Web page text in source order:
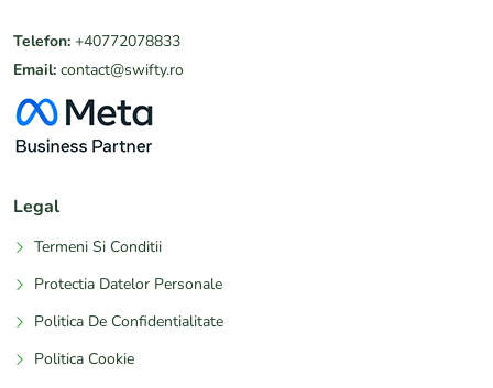
Telefon: +40772078833
Email: contact@swifty.ro
Legal
Termeni Si Conditii
Protectia Datelor Personale
Politica De Confidentialitate
Politica Cookie